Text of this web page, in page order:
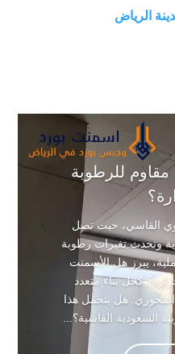
الرياض
للرطوبة
القاسي، حيث تصل
إلى 50°مئوية وتحدث تغيرات رطوبة
يبرز هل الأسمنت
كحل بناء متعدد
هل يتحمل هذا
السعودية القاسية؟...